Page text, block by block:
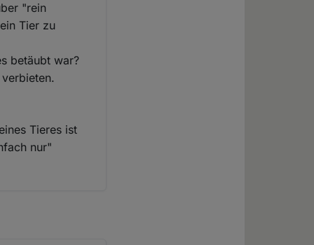
"rein
Tier zu
betäubt war?
Tieres ist
nur"